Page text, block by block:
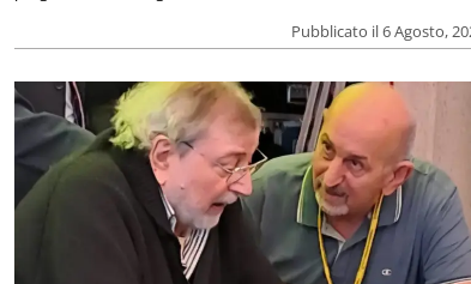
Pubblicato il 6 Agosto,